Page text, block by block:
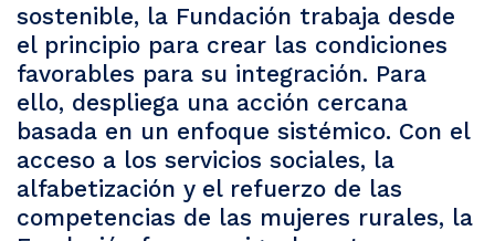
sostenible, la Fundación trabaja desde
el principio para crear las condiciones
favorables para su integración. Para
ello, despliega una acción cercana
basada en un enfoque sistémico. Con el
acceso a los servicios sociales, la
alfabetización y el refuerzo de las
competencias de las mujeres rurales, la